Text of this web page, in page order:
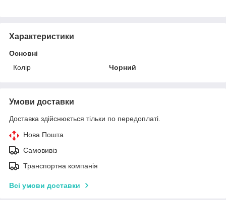
Характеристики
Основні
Колір
Чорний
Умови доставки
Доставка здійснюється тільки по передоплаті.
Нова Пошта
Самовивіз
Транспортна компанія
Всі умови доставки